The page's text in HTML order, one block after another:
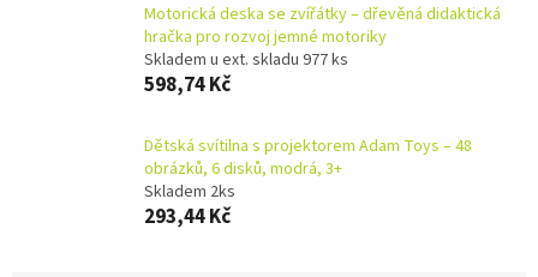
Motorická deska se zvířátky – dřevěná didaktická
hračka pro rozvoj jemné motoriky
Skladem u ext. skladu 977 ks
598,74 Kč
Dětská svítilna s projektorem Adam Toys – 48
obrázků, 6 disků, modrá, 3+
Skladem 2ks
293,44 Kč